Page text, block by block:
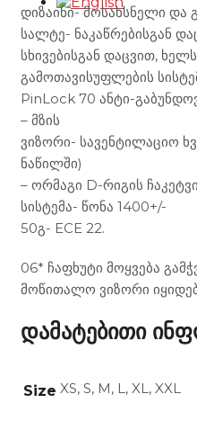
დიზაინი- მოსახსნელი და
სალტე- ნაკაწრებისგან
სხივებისგან დაცვით,
გამოთავისუფლების
PinLock 70 ანტი-
– მზის
ვიზორი- სავენტილაციო
ნაწილში)
– ორმაგი D-რიგის
სისტემა- წონა 1400+/-
50გ- ECE 22.
06* ჩაფხუტი მოყვება
მოწითალო ვიზორი
დამატებითი
Size XS, S, M, L, XL, XXL